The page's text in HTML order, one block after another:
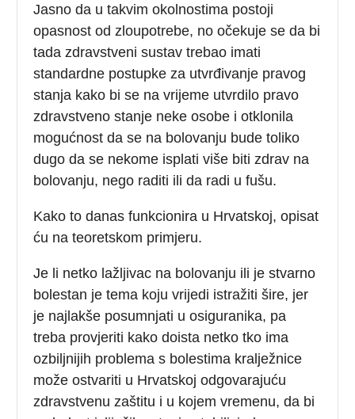
Jasno da u takvim okolnostima postoji
opasnost od zloupotrebe, no očekuje se da bi
tada zdravstveni sustav trebao imati
standardne postupke za utvrđivanje pravog
stanja kako bi se na vrijeme utvrdilo pravo
zdravstveno stanje neke osobe i otklonila
mogućnost da se na bolovanju bude toliko
dugo da se nekome isplati više biti zdrav na
bolovanju, nego raditi ili da radi u fušu.
Kako to danas funkcionira u Hrvatskoj, opisat
ću na teoretskom primjeru.
Je li netko lažljivac na bolovanju ili je stvarno
bolestan je tema koju vrijedi istražiti šire, jer
je najlakše posumnjati u osiguranika, pa
treba provjeriti kako doista netko tko ima
ozbiljnijih problema s bolestima kralježnice
može ostvariti u Hrvatskoj odgovarajuću
zdravstvenu zaštitu i u kojem vremenu, da bi